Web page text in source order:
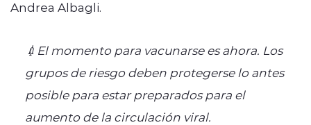
Andrea Albagli.
💉El momento para vacunarse es ahora. Los
grupos de riesgo deben protegerse lo antes
posible para estar preparados para el
aumento de la circulación viral.